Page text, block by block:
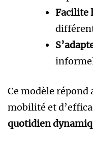
Facilite
Ce modèle répond
mobilité et
quotidien